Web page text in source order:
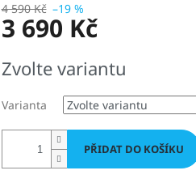
4 590 Kč –19 %
3 690 Kč
cena:
Zvolte variantu
Varianta
PŘIDAT DO KOŠÍKU